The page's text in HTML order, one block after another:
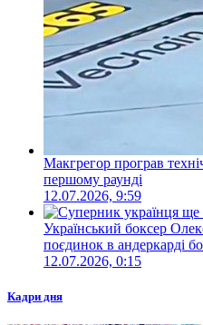
Макгрегор програв
першому раунді
12.07.2026, 9:59
Український боксер
поєдинок в андеркарді
12.07.2026, 0:15
Кадри дня